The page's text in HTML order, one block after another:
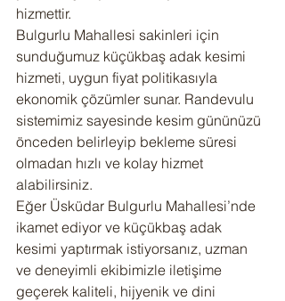
hizmettir.
Bulgurlu Mahallesi sakinleri için
sunduğumuz küçükbaş adak kesimi
hizmeti, uygun fiyat politikasıyla
ekonomik çözümler sunar. Randevulu
sistemimiz sayesinde kesim gününüzü
önceden belirleyip bekleme süresi
olmadan hızlı ve kolay hizmet
alabilirsiniz.
Eğer Üsküdar Bulgurlu Mahallesi’nde
ikamet ediyor ve küçükbaş adak
kesimi yaptırmak istiyorsanız, uzman
ve deneyimli ekibimizle iletişime
geçerek kaliteli, hijyenik ve dini